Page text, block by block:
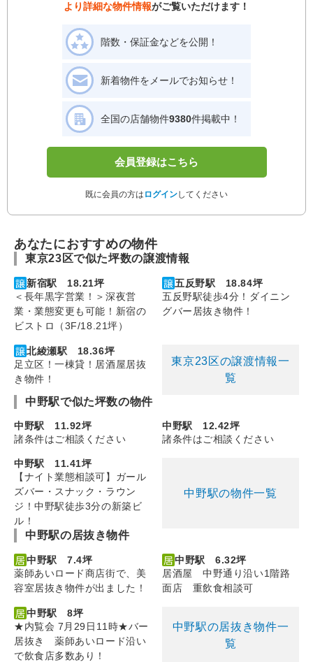
より詳細な物件情報がご覧いただけます！
階数・保証金などを公開！
新着物件をメールでお知らせ！
全国の店舗物件9380件掲載中！
会員登録はこちら
既に会員の方は ログインしてください
あなたにおすすめの物件
東京23区で似た坪数の譲渡情報
新宿駅 18.21坪
＜長年黒字営業！＞深夜営
業・業態変更も可能！新宿の
ビストロ（3F/18.21坪）
五反野駅 18.84坪
五反野駅徒歩4分！ダイニン
グバー居抜き物件！
北綾瀬駅 18.36坪
足立区！一棟貸！居酒屋居抜
き物件！
東京23区の譲渡情報一
覧
中野駅で似た坪数の物件
中野駅 11.92坪
諸条件はご相談ください
中野駅 12.42坪
諸条件はご相談ください
中野駅 11.41坪
【ナイト業態相談可】ガール
ズバー・スナック・ラウン
ジ！中野駅徒歩3分の新築ビ
ル！
中野駅の物件一覧
中野駅の居抜き物件
中野駅 7.4坪
薬師あいロード商店街で、美
容室居抜き物件が出ました！
中野駅 6.32坪
居酒屋 中野通り沿い1階路
面店 重飲食相談可
中野駅 8坪
★内覧会 7月29日11時★バー
居抜き 薬師あいロード沿い
で飲食店多数あり！
中野駅の居抜き物件一
覧